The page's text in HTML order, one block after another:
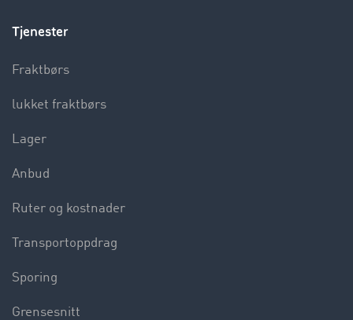
Tjenester
Fraktbørs
lukket fraktbørs
Lager
Anbud
Ruter og kostnader
Transportoppdrag
Sporing
Grensesnitt